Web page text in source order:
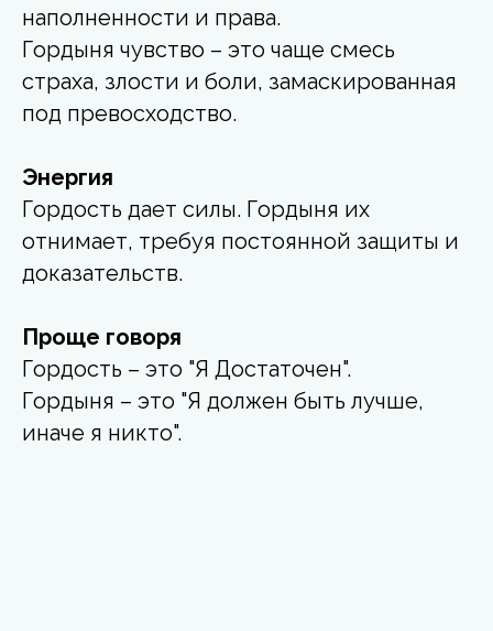
наполненности и права.
Гордыня чувство – это чаще смесь
страха, злости и боли, замаскированная
под превосходство.
Энергия
Гордость дает силы. Гордыня их
отнимает, требуя постоянной защиты и
доказательств.
Проще говоря
Гордость – это "Я Достаточен".
Гордыня – это "Я должен быть лучше,
иначе я никто".